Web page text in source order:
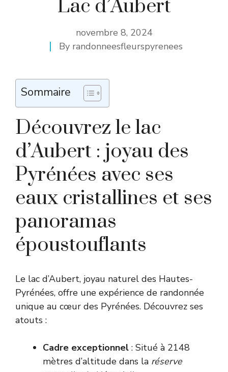
Lac d’Aubert
novembre 8, 2024
By randonneesfleurspyrenees
Sommaire
Découvrez le lac
d’Aubert : joyau des
Pyrénées avec ses
eaux cristallines et ses
panoramas
époustouflants
Le lac d’Aubert, joyau naturel des Hautes-
Pyrénées, offre une expérience de randonnée
unique au cœur des Pyrénées. Découvrez ses
atouts :
Cadre exceptionnel : Situé à 2148
mètres d’altitude dans la réserve